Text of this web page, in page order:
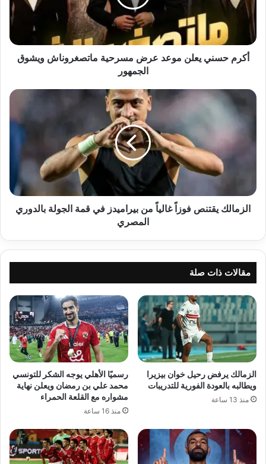
مسرحية
ماتصغروناش
ويشوق
الجمهور
أكرم حسني يعلن موعد عرض مسرحية ماتصغروناش ويشوق
الجمهور
الزمالك
يقتنص
من
بيراميدز
الجولة
بالدوري
الزمالك يقتنص فوزاً غالياً من بيراميدز في قمة الجولة بالدوري
المصري
مقالات ذات صلة
الزمالك يرفض رحيل خوان بيزيرا
ويطالبه بالعودة الفورية للتدريبات
منذ 13 ساعة
رسميًا الأهلي يوجه الشكر للتونسي
محمد علي بن رمضان ويعلن نهاية
مشواره مع القلعة الحمراء
منذ 16 ساعة